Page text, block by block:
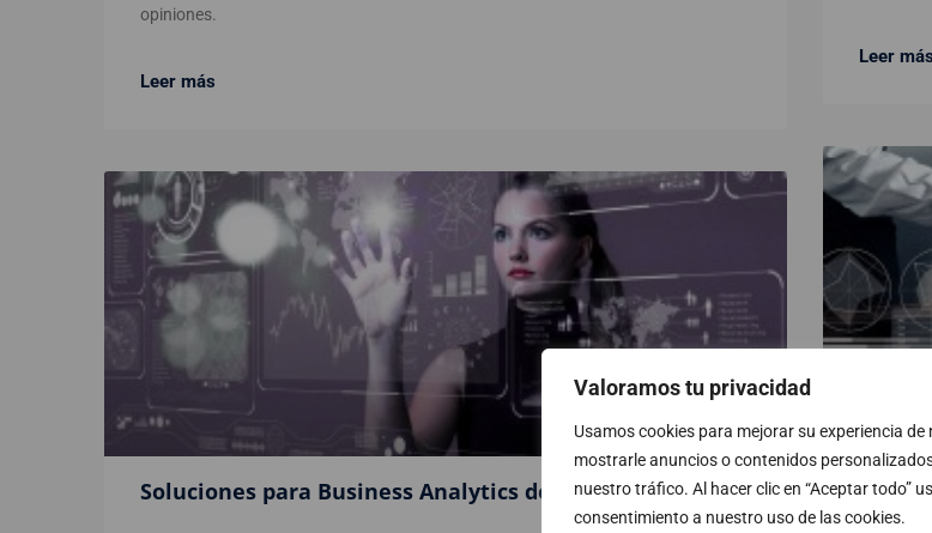
Valoramos tu privacidad
Usamos cookies para mejorar su experiencia de
mostrarle anuncios o contenidos
nuestro tráfico. Al hacer clic en “Aceptar todo”
consentimiento a nuestro uso de las cookies.
opiniones.
Leer más
Leer más
Soluciones para Business Analytics de Oracle
las